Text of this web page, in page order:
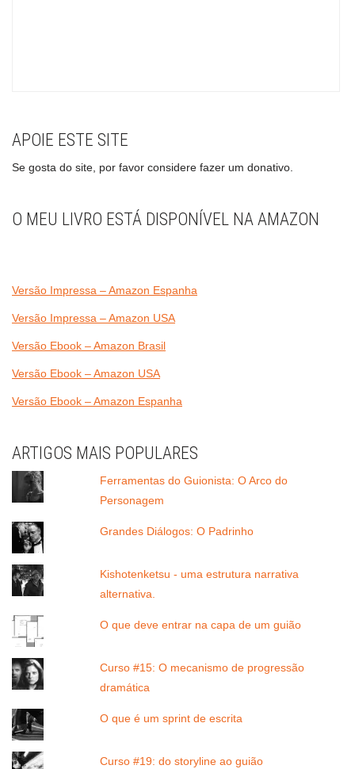
APOIE ESTE SITE
Se gosta do site, por favor considere fazer um donativo.
O MEU LIVRO ESTÁ DISPONÍVEL NA AMAZON
Versão Impressa – Amazon Espanha
Versão Impressa – Amazon USA
Versão Ebook – Amazon Brasil
Versão Ebook – Amazon USA
Versão Ebook – Amazon Espanha
ARTIGOS MAIS POPULARES
Ferramentas do Guionista: O Arco do
Personagem
Grandes Diálogos: O Padrinho
Kishotenketsu - uma estrutura narrativa
alternativa.
O que deve entrar na capa de um guião
Curso #15: O mecanismo de progressão
dramática
O que é um sprint de escrita
Curso #19: do storyline ao guião